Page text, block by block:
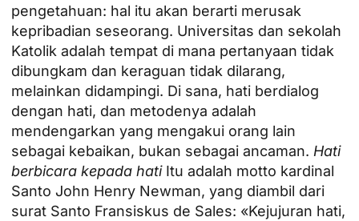
pengetahuan: hal itu akan berarti merusak
kepribadian seseorang. Universitas dan sekolah
Katolik adalah tempat di mana pertanyaan tidak
dibungkam dan keraguan tidak dilarang,
melainkan didampingi. Di sana, hati berdialog
dengan hati, dan metodenya adalah
mendengarkan yang mengakui orang lain
sebagai kebaikan, bukan sebagai ancaman. Hati
berbicara kepada hatiItu adalah motto kardinal
Santo John Henry Newman, yang diambil dari
surat Santo Fransiskus de Sales: «Kejujuran hati,